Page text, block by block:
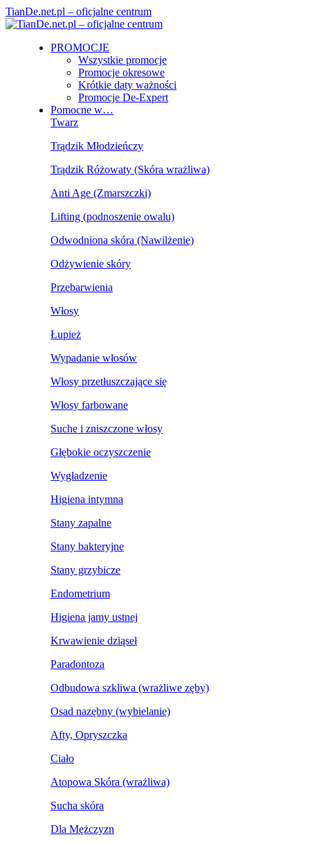
TianDe.net.pl – oficjalne centrum
PROMOCJE
Wszystkie promocje
Promocje okresowe
Krótkie daty ważności
Promocje De-Expert
Pomocne w…
Twarz
Trądzik Młodzieńczy
Trądzik Różowaty (Skóra wrażliwa)
Anti Age (Zmarszczki)
Lifting (podnoszenie owalu)
Odwodniona skóra (Nawilżenie)
Odżywienie skóry
Przebarwienia
Włosy
Łupież
Wypadanie włosów
Włosy przetłuszczające się
Włosy farbowane
Suche i zniszczone włosy
Głębokie oczyszczenie
Wygładzenie
Higiena intymna
Stany zapalne
Stany bakteryjne
Stany grzybicze
Endometrium
Higiena jamy ustnej
Krwawienie dziąseł
Paradontoza
Odbudowa szkliwa (wrażliwe zęby)
Osad nazębny (wybielanie)
Afty, Opryszczka
Ciało
Atopowa Skóra (wrażliwa)
Sucha skóra
Dla Mężczyzn